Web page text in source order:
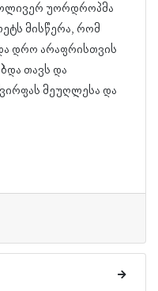
ოლივერ უორდროპმა
მისწერა, რომ
დრო არაფრისთვის
თავს და
მეუღლესა და